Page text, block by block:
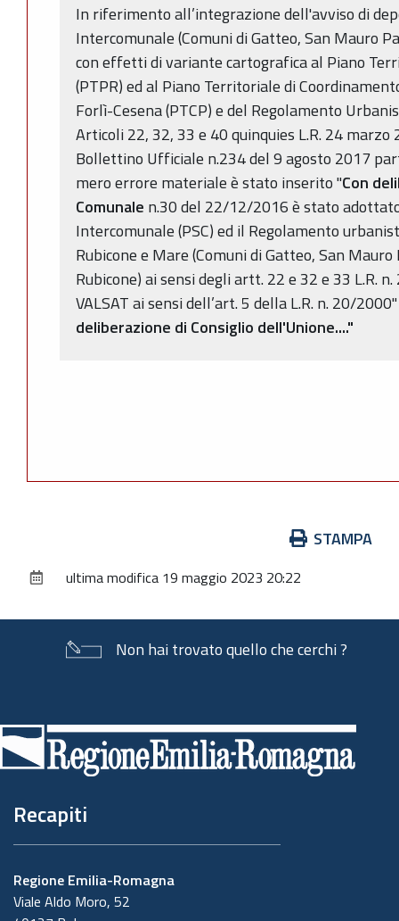
In riferimento all’integrazione dell'avviso di
Intercomunale (Comuni di Gatteo, San Mauro
con effetti di variante cartografica al Piano
(PTPR) ed al Piano Territoriale di
Forlì-Cesena (PTCP) e del Regolamento
Articoli 22, 32, 33 e 40 quinquies L.R. 24
Bollettino Ufficiale n.234 del 9 agosto 2017
mero errore materiale è stato inserito "Con
Comunale n.30 del 22/12/2016 è stato
Intercomunale (PSC) ed il Regolamento
Rubicone e Mare (Comuni di Gatteo, San
Rubicone) ai sensi degli artt. 22 e 32 e 33 L.R.
VALSAT ai sensi dell’art. 5 della L.R. n. 20/
deliberazione di Consiglio dell'Unione...."
documento
STAMPA
ultima modifica 19 maggio 2023 20:22
Non hai trovato quello che cerchi ?
di
pagina
Recapiti
Regione Emilia-Romagna
Viale Aldo Moro, 52